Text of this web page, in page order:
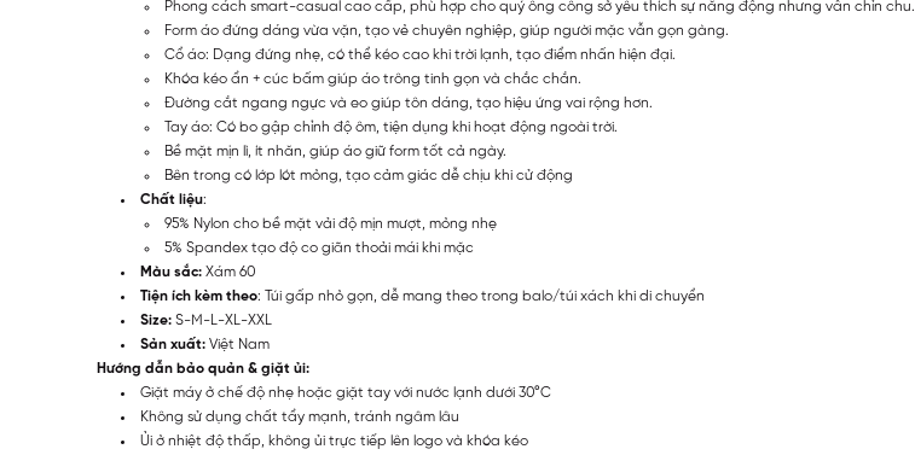
Phong cách smart-casual cao cấp, phù hợp cho quý ông công sở yêu thích sự năng động nhưng vẫn chỉn chu.
Form áo đứng dáng vừa vặn, tạo vẻ chuyên nghiệp, giúp người mặc vẫn gọn gàng.
Cổ áo: Dạng đứng nhẹ, có thể kéo cao khi trời lạnh, tạo điểm nhấn hiện đại.
Khóa kéo ẩn + cúc bấm giúp áo trông tinh gọn và chắc chắn.
Đường cắt ngang ngực và eo giúp tôn dáng, tạo hiệu ứng vai rộng hơn.
Tay áo: Có bo gập chỉnh độ ôm, tiện dụng khi hoạt động ngoài trời.
Bề mặt mịn lì, ít nhăn, giúp áo giữ form tốt cả ngày.
Bên trong có lớp lót mỏng, tạo cảm giác dễ chịu khi cử động
Chất liệu:
95% Nylon cho bề mặt vải độ mịn mượt, mỏng nhẹ
5% Spandex tạo độ co giãn thoải mái khi mặc
Màu sắc: Xám 60
Tiện ích kèm theo: Túi gấp nhỏ gọn, dễ mang theo trong balo/túi xách khi di chuyển
Size: S-M-L-XL-XXL
Sản xuất: Việt Nam
Hướng dẫn bảo quản & giặt ủi:
Giặt máy ở chế độ nhẹ hoặc giặt tay với nước lạnh dưới 30°C
Không sử dụng chất tẩy mạnh, tránh ngâm lâu
Ủi ở nhiệt độ thấp, không ủi trực tiếp lên logo và khóa kéo